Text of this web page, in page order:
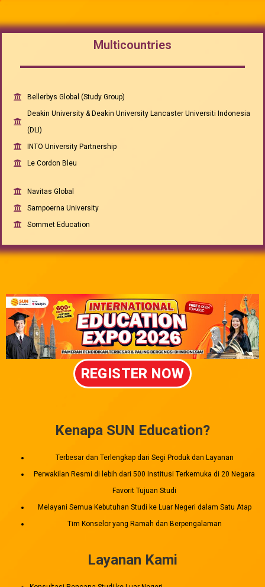
Multicountries
Bellerbys Global (Study Group)
Deakin University & Deakin University Lancaster Universiti Indonesia
(DLI)
INTO University Partnership
Le Cordon Bleu
Navitas Global
Sampoerna University
Sommet Education
REGISTER NOW
Kenapa SUN Education?
Terbesar dan Terlengkap dari Segi Produk dan Layanan
Perwakilan Resmi di lebih dari 500 Institusi Terkemuka di 20 Negara
Favorit Tujuan Studi
Melayani Semua Kebutuhan Studi ke Luar Negeri dalam Satu Atap
Tim Konselor yang Ramah dan Berpengalaman
Layanan Kami